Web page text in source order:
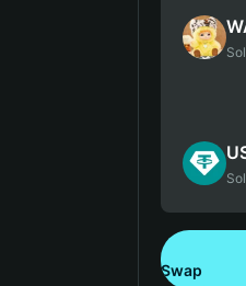
Swap